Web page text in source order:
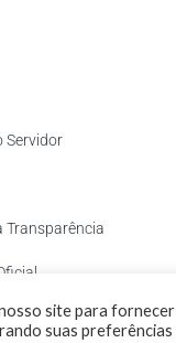
Servidor
Transparência
e Esgoto
site para
suas preferências